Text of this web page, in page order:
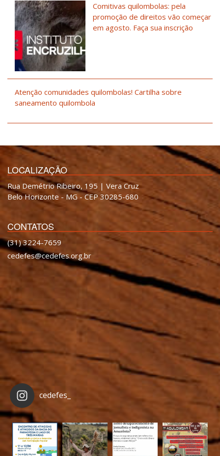
Comitivas quilombolas: pela
promoção de direitos vão começar
em agosto. Faça sua inscrição
Atenção comunidades quilombolas! Cartilha sobre
saneamento quilombola
LOCALIZAÇÃO
Rua Demétrio Ribeiro, 195 | Vera Cruz
Belo Horizonte - MG - CEP 30285-680
CONTATOS
(31) 3224-7659
cedefes@cedefes.org.br
cedefes_